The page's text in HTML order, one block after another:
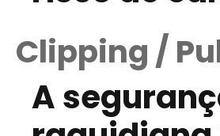
Clipping /
A